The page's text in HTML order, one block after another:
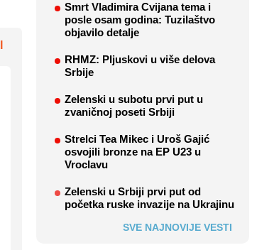
Smrt Vladimira Cvijana tema i
posle osam godina: Tuzilaštvo
objavilo detalje
RHMZ: Pljuskovi u više delova
Srbije
Zelenski u subotu prvi put u
zvaničnoj poseti Srbiji
Strelci Tea Mikec i Uroš Gajić
osvojili bronze na EP U23 u
Vroclavu
Zelenski u Srbiji prvi put od
početka ruske invazije na Ukrajinu
SVE NAJNOVIJE VESTI